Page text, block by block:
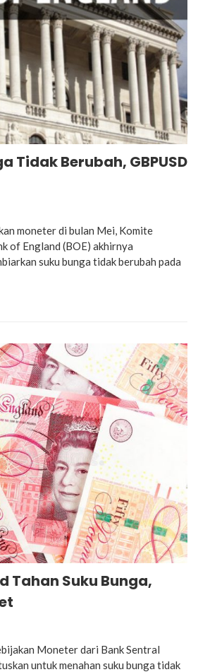
Tidak Berubah, GBPUSD
moneter di bulan Mei, Komite
of England (BOE) akhirnya
suku bunga tidak berubah pada
Tahan Suku Bunga,
Moneter dari Bank Sentral
untuk menahan suku bunga tidak